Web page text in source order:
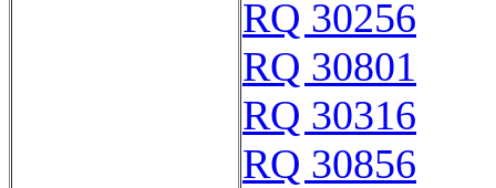
RQ 30256
RQ 30801
RQ 30316
RQ 30856